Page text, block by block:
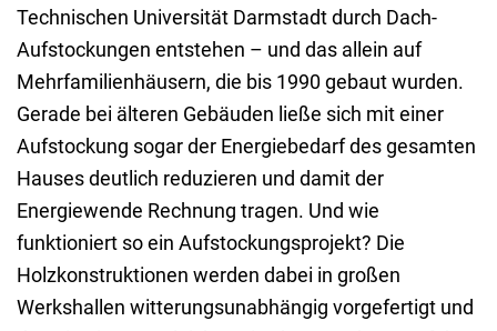
Technischen Universität Darmstadt durch Dach-
Aufstockungen entstehen – und das allein auf
Mehrfamilienhäusern, die bis 1990 gebaut wurden.
Gerade bei älteren Gebäuden ließe sich mit einer
Aufstockung sogar der Energiebedarf des gesamten
Hauses deutlich reduzieren und damit der
Energiewende Rechnung tragen. Und wie
funktioniert so ein Aufstockungsprojekt? Die
Holzkonstruktionen werden dabei in großen
Werkshallen witterungsunabhängig vorgefertigt und